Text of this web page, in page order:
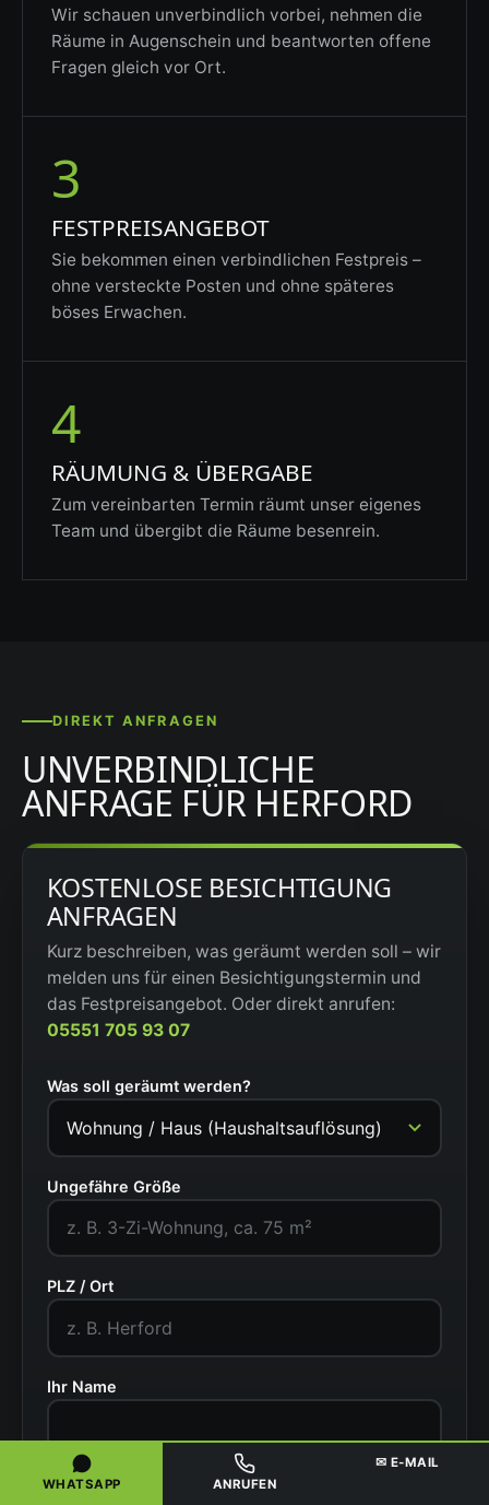
Wir schauen unverbindlich vorbei, nehmen die
Räume in Augenschein und beantworten offene
Fragen gleich vor Ort.
3
FESTPREISANGEBOT
Sie bekommen einen verbindlichen Festpreis –
ohne versteckte Posten und ohne späteres
böses Erwachen.
4
RÄUMUNG & ÜBERGABE
Zum vereinbarten Termin räumt unser eigenes
Team und übergibt die Räume besenrein.
DIREKT ANFRAGEN
UNVERBINDLICHE
ANFRAGE FÜR HERFORD
KOSTENLOSE BESICHTIGUNG
ANFRAGEN
Kurz beschreiben, was geräumt werden soll – wir
melden uns für einen Besichtigungstermin und
das Festpreisangebot. Oder direkt anrufen:
05551 705 93 07
Was soll geräumt werden?
Ungefähre Größe
PLZ / Ort
Ihr Name
Telefonnummer
WHATSAPP ANRUFEN
✉ E-MAIL